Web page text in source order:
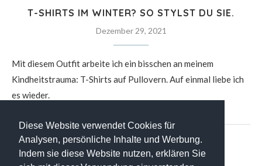
Diese Website verwendet Cookies für
Analysen, persönliche Inhalte und Werbung.
Indem sie diese Website nutzen, erklären Sie
T-SHIRTS IM WINTER? SO STYLST DU SIE.
Dezember 29, 2021
Mit diesem Outfit arbeite ich ein bisschen an meinem
Kindheitstrauma: T-Shirts auf Pullovern. Auf einmal liebe ich
es wieder.